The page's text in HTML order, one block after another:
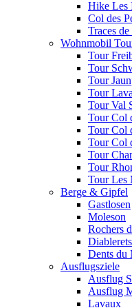
Hike Les
Col des
Traces
Wohnmobil
Tour
Tour
Tour
Tour
Tour Val
Tour Col
Tour Col
Tour Col
Tour
Tour
Tour Les
Berge & Gipfel
Gastlosen
Moleson
Rochers
Dents du
Ausflugsziele
Ausflug
Ausflug
Lavaux